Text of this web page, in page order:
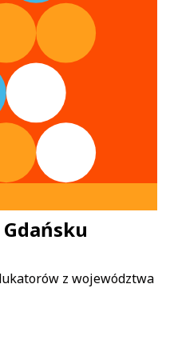
z województwa